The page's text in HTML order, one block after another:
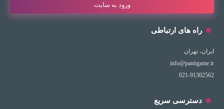
ورود به سایت
راه های ارتباطی
ایران، تهران
info@pantigame.ir
021-91302562
دسترسی سریع